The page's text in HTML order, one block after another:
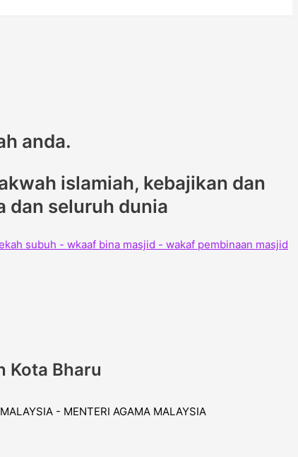
anda.
islamiah, kebajikan dan
dan seluruh dunia
Kota Bharu